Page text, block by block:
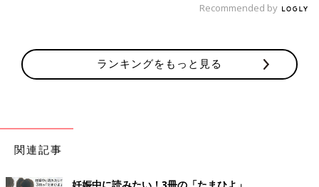
Recommended by
ランキングをもっと見る
関連記事